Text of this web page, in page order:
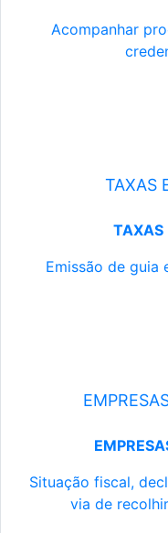
Acompanhar
TAXAS
TAXAS
Emissão de guia
Situação fiscal,
via de